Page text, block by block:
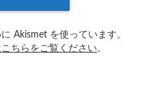
Akismet を使っています。
ちらをご覧ください。